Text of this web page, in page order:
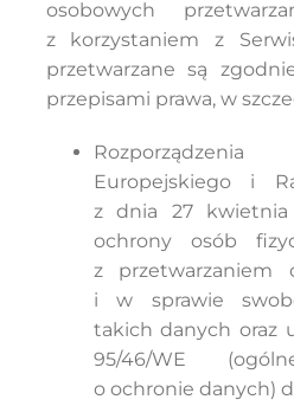
osobowych
z korzystaniem z
przetwarzane są
przepisami prawa, w
Europejskiego i
z dnia 27
ochrony osób
z przetwarzaniem
i w sprawie
takich danych oraz
95/46/WE
o ochronie danych)